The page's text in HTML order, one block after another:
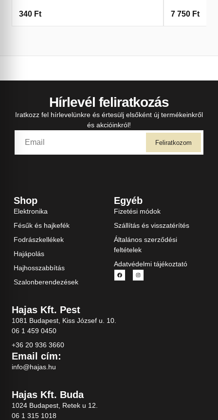
340 Ft 7 750 Ft
Hírlevél feliratkozás
Iratkozz fel hírlevelünkre és értesülj elsőként új termékeinkről
és akcióinkról!
Feliratkozom
Shop
Elektronika
Fésűk és hajkefék
Fodrászkellékek
Hajápolás
Hajhosszabbítás
Szalonberendezések
Egyéb
Fizetési módok
Szállítás és visszatérítés
Általános szerződési
feltételek
Adatvédelmi tájékoztató
Hajas Kft. Pest
1081 Budapest, Kiss József u. 10.
06 1 459 0450
+36 20 936 3660
Email cím:
info@hajas.hu
Hajas Kft. Buda
1024 Budapest, Retek u 12.
06 1 315 1018